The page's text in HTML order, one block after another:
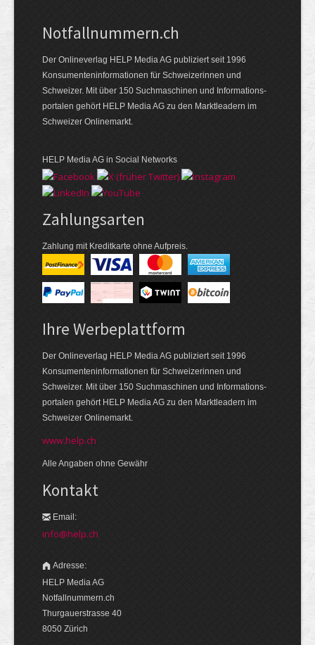
Notfallnummern.ch
Der Onlineverlag HELP Media AG publiziert seit 1996
Konsumenten­informationen für Schweizerinnen und
Schweizer. Mit über 150 Suchmaschinen und Informations­
portalen gehört HELP Media AG zu den Marktleadern im
Schweizer Onlinemarkt.
HELP Media AG in Social Networks
Zahlungsarten
Zahlung mit Kreditkarte ohne Aufpreis.
Ihre Werbeplattform
Der Onlineverlag HELP Media AG publiziert seit 1996
Konsumenten­informationen für Schweizerinnen und
Schweizer. Mit über 150 Suchmaschinen und Informations­
portalen gehört HELP Media AG zu den Markt­leadern im
Schweizer Onlinemarkt.
www.help.ch
Alle Angaben ohne Gewähr
Kontakt
Email:
info@help.ch
Adresse:
HELP Media AG
Notfallnummern.ch
Thurgauerstrasse 40
8050 Zürich